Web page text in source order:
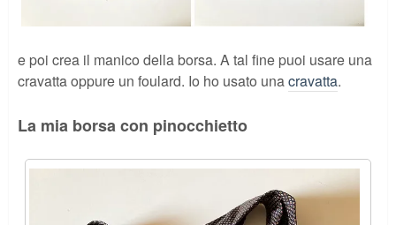
e poi crea il manico della borsa. A tal fine puoi usare una
cravatta oppure un foulard. Io ho usato unacravatta.
La mia borsa con pinocchietto